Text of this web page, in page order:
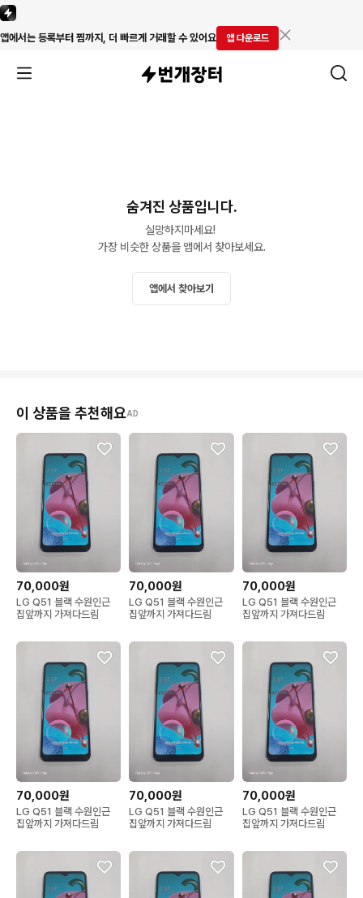
앱에서는 등록부터 찜까지, 더 빠르게 거래할 수 있어요 앱 다운로드
숨겨진 상품입니다.
실망하지마세요!
가장 비슷한 상품을 앱에서 찾아보세요.
앱에서 찾아보기
이 상품을 추천해요AD
70,000원
LG Q51 블랙 수원인근
집앞까지 가져다드림
70,000원
LG Q51 블랙 수원인근
집앞까지 가져다드림
70,000원
LG Q51 블랙 수원인근
집앞까지 가져다드림
70,000원
LG Q51 블랙 수원인근
집앞까지 가져다드림
70,000원
LG Q51 블랙 수원인근
집앞까지 가져다드림
70,000원
LG Q51 블랙 수원인근
집앞까지 가져다드림